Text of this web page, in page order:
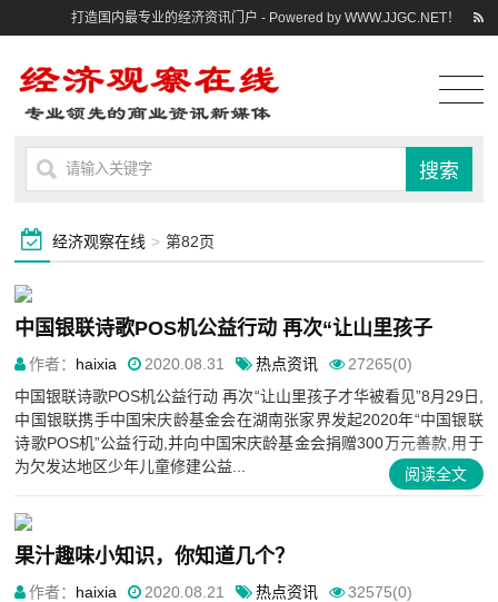
打造国内最专业的经济资讯门户 - Powered by WWW.JJGC.NET！
经济观察在线 > 第82页
中国银联诗歌POS机公益行动 再次“让山里孩子
作者： haixia 2020.08.31 热点资讯
27265(0)
中国银联诗歌POS机公益行动 再次“让山里孩子才华被看见”8月29日,
中国银联携手中国宋庆龄基金会在湖南张家界发起2020年“中国银联
诗歌POS机”公益行动,并向中国宋庆龄基金会捐赠300万元善款,用于
为欠发达地区少年儿童修建公益...
阅读全文
果汁趣味小知识，你知道几个？
作者： haixia 2020.08.21 热点资讯
32575(0)